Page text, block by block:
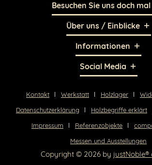
Besuchen Sie uns doch mal
Über uns / Einblicke
Informationen
Social Media
Kontakt Werkstatt Holzlager
Datenschutzerklärung
Holzbegriffe erklärt
Impressum
Referenzobjekte
Messen und Ausstellungen
Copyright © 2026 by justNoble®